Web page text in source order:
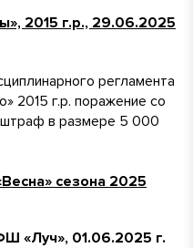
2015 г.р., 29.06.2025
регламента
2015 г.р. поражение со
в размере 5 000
сезона 2025
«Луч», 01.06.2025 г.